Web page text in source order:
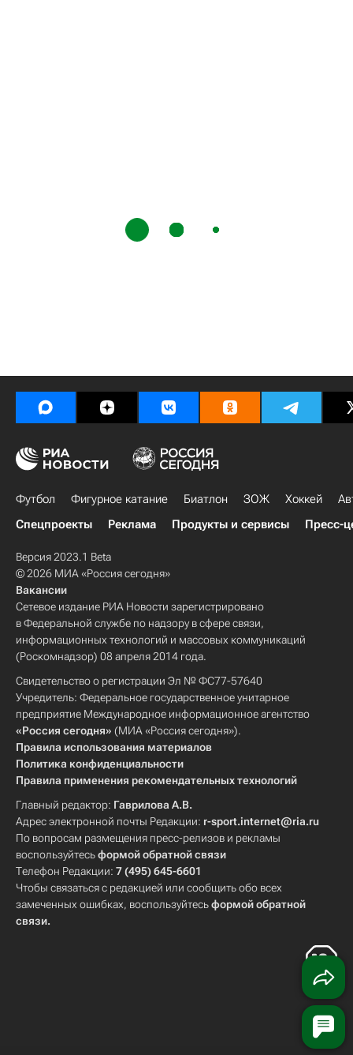
Футбол Фигурное катание Биатлон ЗОЖ Хоккей
Спецпроекты
Реклама Продукты и сервисы Пресс-
Версия 2023.1 Beta
© 2026 МИА «Россия сегодня»
Вакансии
Сетевое издание РИА Новости зарегистрировано
в Федеральной службе по надзору в сфере связи,
информационных технологий и массовых коммуникаций
(Роскомнадзор) 08 апреля 2014 года.
Свидетельство о регистрации Эл № ФС77-57640
Учредитель: Федеральное государственное унитарное
предприятие Международное информационное агентство
«Россия сегодня» (МИА «Россия сегодня»).
Правила использования материалов
Политика конфиденциальности
Правила применения рекомендательных технологий
Главный редактор: Гаврилова А.В.
Адрес электронной почты Редакции: r-sport.internet@ria.ru
По вопросам размещения пресс-релизов и рекламы
воспользуйтесьформой обратной связи
Телефон Редакции: 7 (495) 645-6601
Чтобы связаться с редакцией или сообщить обо всех
замеченных ошибках, воспользуйтесьформой обратной
связи.